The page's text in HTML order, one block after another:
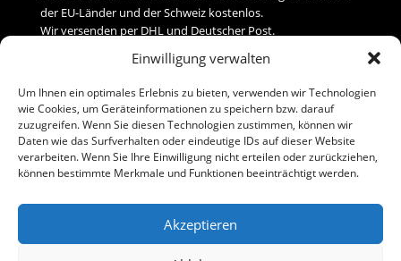
Einwilligung verwalten
Um Ihnen ein optimales Erlebnis zu bieten, verwenden wir Technologien
wie Cookies, um Geräteinformationen zu speichern bzw. darauf
zuzugreifen. Wenn Sie diesen Technologien zustimmen, können wir
Daten wie das Surfverhalten oder eindeutige IDs auf dieser Website
verarbeiten. Wenn Sie Ihre Einwilligung nicht erteilen oder zurückziehen,
können bestimmte Merkmale und Funktionen beeinträchtigt werden.
Akzeptieren
der EU-Länder und der Schweiz kostenlos.
Wir versenden per DHL und Deutscher Post.
Versand
Zahlung
Baumann Modellspielwaren
Telefon (0 91 61) 33 84